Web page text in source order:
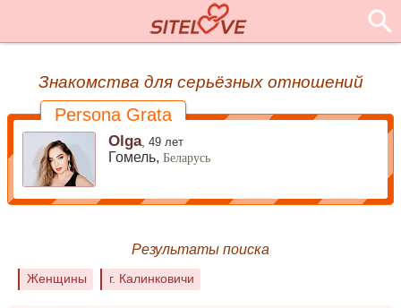
Знакомства для серьёзных отношений
Persona Grata
Olga,49 лет
Гомель,Беларусь
Результаты поиска
Женщины г. Калинковичи